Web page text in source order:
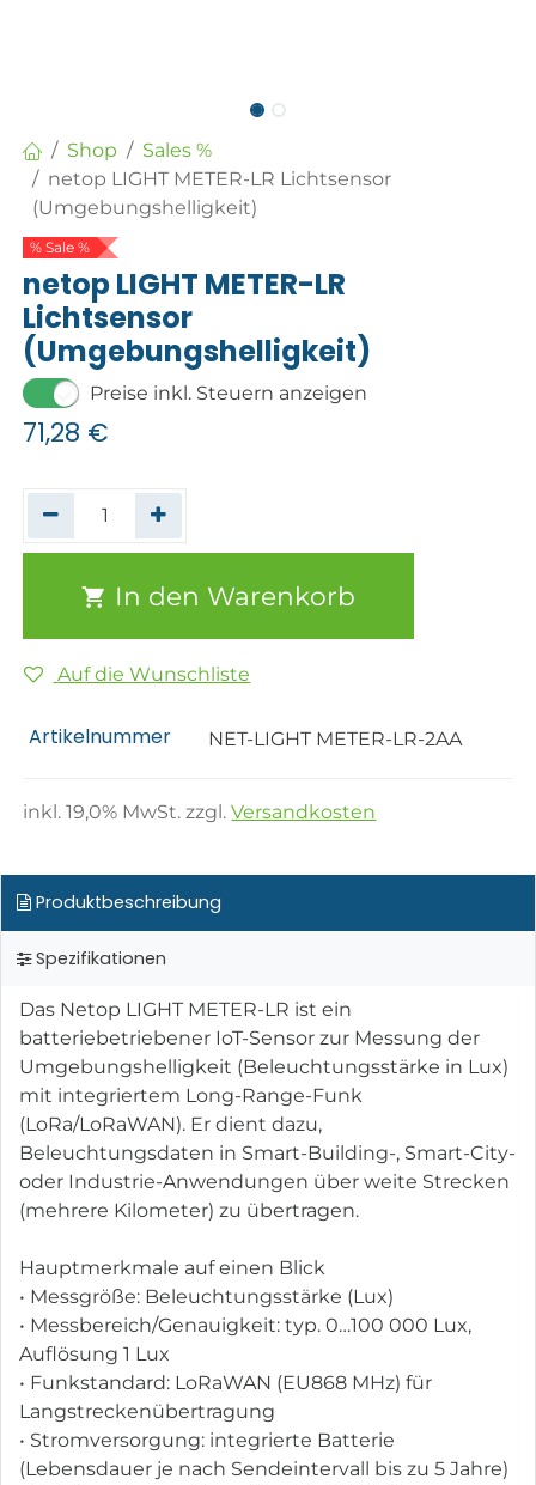
Shop
Sales %
netop LIGHT METER-LR Lichtsensor
(Umgebungshelligkeit)
% Sale %
netop LIGHT METER-LR
Lichtsensor
(Umgebungshelligkeit)
Preise inkl. Steuern anzeigen
71,28 €
In den Warenkorb
Auf die Wunschliste
Artikelnummer NET-LIGHT METER-LR-2AA
inkl.19,0% MwSt. zzgl.Versandkosten
Produktbeschreibung
Spezifikationen
Das Netop LIGHT METER-LR ist ein
batteriebetriebener IoT-Sensor zur Messung der
Umgebungshelligkeit (Beleuchtungsstärke in Lux)
mit integriertem Long-Range-Funk
(LoRa/LoRaWAN). Er dient dazu,
Beleuchtungsdaten in Smart-Building-, Smart-City-
oder Industrie-Anwendungen über weite Strecken
(mehrere Kilometer) zu übertragen.
Hauptmerkmale auf einen Blick
• Messgröße: Beleuchtungsstärke (Lux)
• Messbereich/Genauigkeit: typ. 0…100 000 Lux,
Auflösung 1 Lux
• Funkstandard: LoRaWAN (EU868 MHz) für
Langstreckenübertragung
• Stromversorgung: integrierte Batterie
(Lebensdauer je nach Sendeintervall bis zu 5 Jahre)